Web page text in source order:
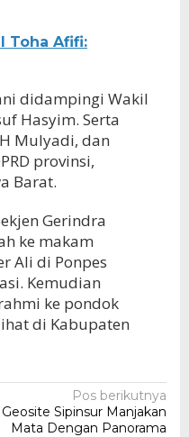
Toha Afifi:
didampingi Wakil
Hasyim. Serta
Mulyadi, dan
provinsi,
Barat.
Gerindra
ke makam
Ali di Ponpes
Kemudian
ke pondok
di Kabupaten
Pos berikutnya
Geosite Sipinsur Manjakan
Mata Dengan Panorama